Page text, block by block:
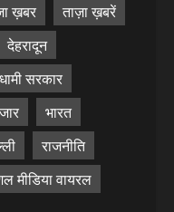
ख़बर
ताज़ा ख़बरें
देहरादून
धामी सरकार
भारत
राजनीति
मीडिया वायरल